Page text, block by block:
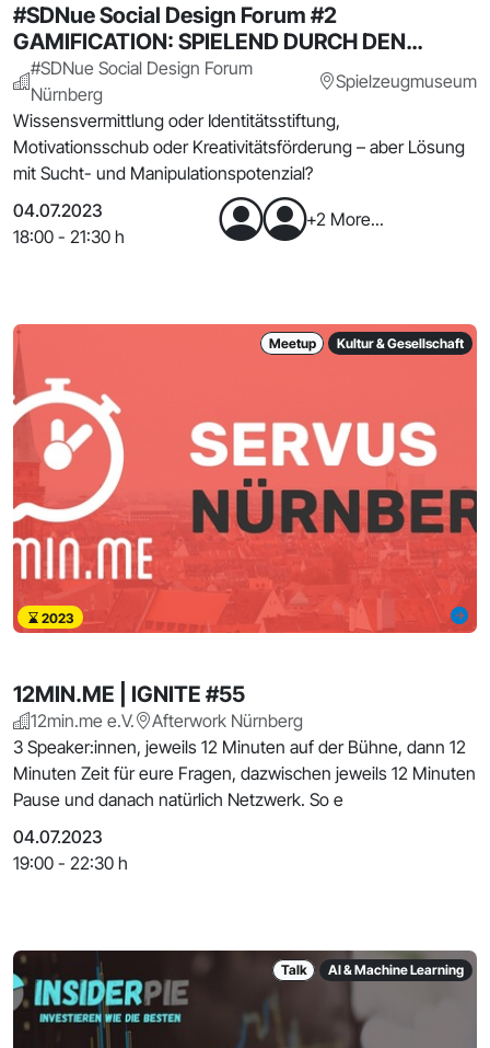
#SDNue Social Design Forum #2
GAMIFICATION: SPIELEND DURCH DEN
ALLTAG
#SDNue Social Design Forum
Nürnberg
Spielzeugmuseum
Wissensvermittlung oder Identitätsstiftung,
Motivationsschub oder Kreativitätsförderung – aber Lösung
mit Sucht- und Manipulationspotenzial?
04.07.2023
18:00 - 21:30 h
+2 More...
Meetup Kultur & Gesellschaft
2023
12MIN.ME | IGNITE #55
12min.me e.V.
Afterwork Nürnberg
3 Speaker:innen, jeweils 12 Minuten auf der Bühne, dann 12
Minuten Zeit für eure Fragen, dazwischen jeweils 12 Minuten
Pause und danach natürlich Netzwerk. So e
04.07.2023
19:00 - 22:30 h
Talk AI & Machine Learning